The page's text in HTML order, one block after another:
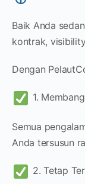
Baik Anda
kontrak,
Dengan
1.
Semua
Anda tersusun
2. Tetap